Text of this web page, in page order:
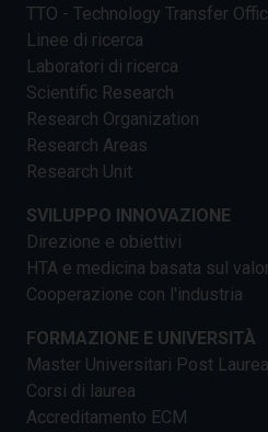
TTO - Technology Transfer
Linee di ricerca
Laboratori di ricerca
Scientific Research
Research Organization
Research Areas
Research Unit
SVILUPPO INNOVAZIONE
Direzione e obiettivi
HTA e medicina basata sul
Cooperazione con l'industria
FORMAZIONE E UNIVERSITÀ
Master Universitari Post Laurea
Corsi di laurea
Accreditamento ECM